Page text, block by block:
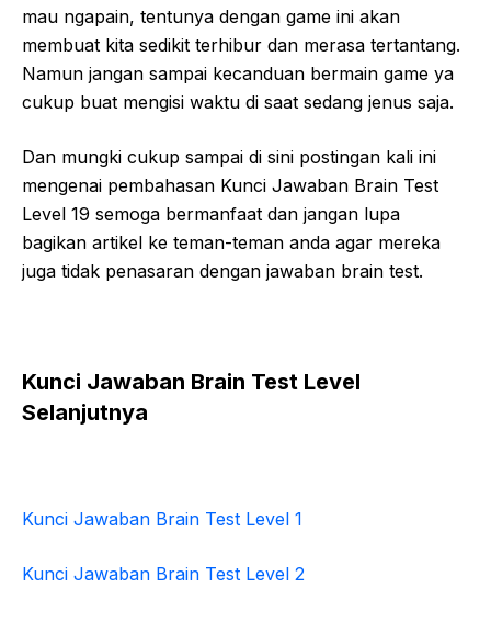
mau ngapain, tentunya dengan game ini akan
membuat kita sedikit terhibur dan merasa tertantang.
Namun jangan sampai kecanduan bermain game ya
cukup buat mengisi waktu di saat sedang jenus saja.
Dan mungki cukup sampai di sini postingan kali ini
mengenai pembahasan Kunci Jawaban Brain Test
Level 19 semoga bermanfaat dan jangan lupa
bagikan artikel ke teman-teman anda agar mereka
juga tidak penasaran dengan jawaban brain test.
Kunci Jawaban Brain Test Level
Selanjutnya
Kunci Jawaban Brain Test Level 1
Kunci Jawaban Brain Test Level 2